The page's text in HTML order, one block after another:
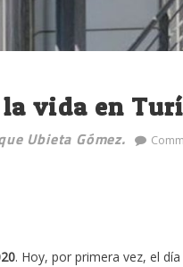
vida en
Ubieta Gómez.
. Hoy, por primera vez, el